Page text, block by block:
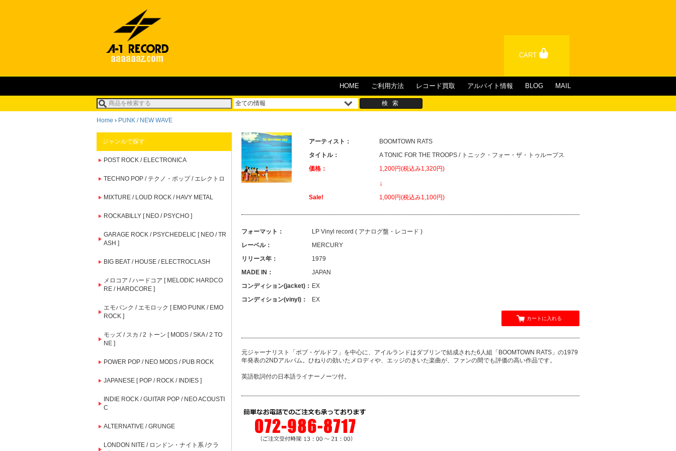
CART
HOME ご利用方法 レコード買取 アルバイト情報 BLOG MAIL
Home › PUNK / NEW WAVE
ジャンルで探す
POST ROCK / ELECTRONICA
TECHNO POP / テクノ・ポップ / エレクトロ
MIXTURE / LOUD ROCK / HAVY METAL
ROCKABILLY [ NEO / PSYCHO ]
GARAGE ROCK / PSYCHEDELIC [ NEO / TR
ASH ]
BIG BEAT / HOUSE / ELECTROCLASH
メロコア / ハードコア [ MELODIC HARDCO
RE / HARDCORE ]
エモパンク / エモロック [ EMO PUNK / EMO
ROCK ]
モッズ / スカ / 2 トーン [ MODS / SKA / 2 TO
NE ]
POWER POP / NEO MODS / PUB ROCK
JAPANESE [ POP / ROCK / INDIES ]
INDIE ROCK / GUITAR POP / NEO ACOUSTI
C
ALTERNATIVE / GRUNGE
LONDON NITE / ロンドン・ナイト系 /クラ
アーティスト：
BOOMTOWN RATS
タイトル：
A TONIC FOR THE TROOPS / トニック・フォー・ザ・トゥループス
価格：
1,200円(税込み1,320円)
↓
Sale! 1,000円(税込み1,100円)
フォーマット：
LP Vinyl record ( アナログ盤・レコード )
レーベル：
MERCURY
リリース年：
1979
MADE IN：
JAPAN
コンディション(jacket)： EX
コンディション(vinyl)：
EX
カートに入れる
元ジャーナリスト「ボブ・ゲルドフ」を中心に、アイルランドはダブリンで結成された6人組「BOOMTOWN RATS」の1979
年発表の2NDアルバム。ひねりの効いたメロディや、エッジのきいた楽曲が、ファンの間でも評価の高い作品です。
英語歌詞付の日本語ライナーノーツ付。